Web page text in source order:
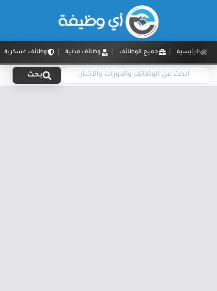
الرئيسية جميع الوظائف وظائف مدنية وظائف عسكرية
بحث